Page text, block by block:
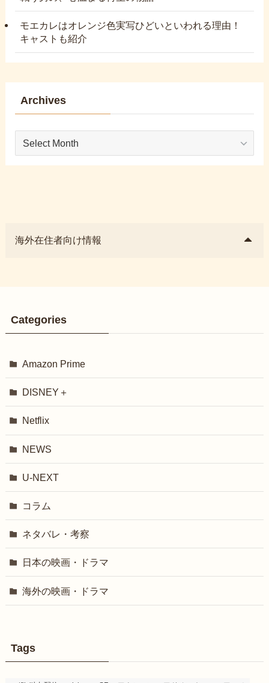
モエカレはオレンジ色実写ひどいといわれる理由！
キャストも紹介
Archives
海外在住者向け情報
Categories
Amazon Prime
DISNEY＋
Netflix
NEWS
U-NEXT
コラム
ネタバレ・考察
日本の映画・ドラマ
海外の映画・ドラマ
Tags